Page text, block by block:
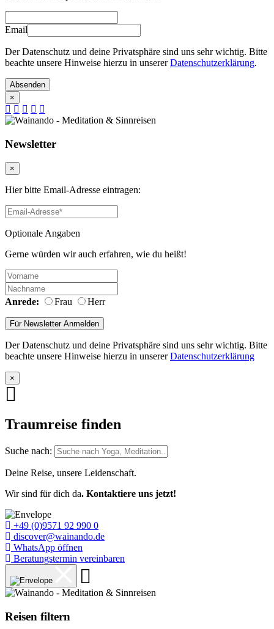
Email
Der Datenschutz und deine Privatsphäre sind uns sehr wichtig. Bitte
beachte unsere Hinweise hierzu in unsererDatenschutzerklärung.
Absenden
×
Newsletter
×
Hier bitte Email-Adresse eintragen:
Optionale Angaben
Gerne würden wir auch erfahren, wie du heißt!
Anrede: Frau Herr
Der Datenschutz und deine Privatsphäre sind uns sehr wichtig. Bitte
beachte unsere Hinweise hierzu in unsererDatenschutzerklärung
×
Traumreise finden
Suche nach:
Deine Reise, unsere Leidenschaft.
Wir sind für dich da. Kontaktiere uns jetzt!
+49 (0)9571 92 990 0
discover@wainando.de
WhatsApp öffnen
Beratungstermin vereinbaren
Reisen filtern